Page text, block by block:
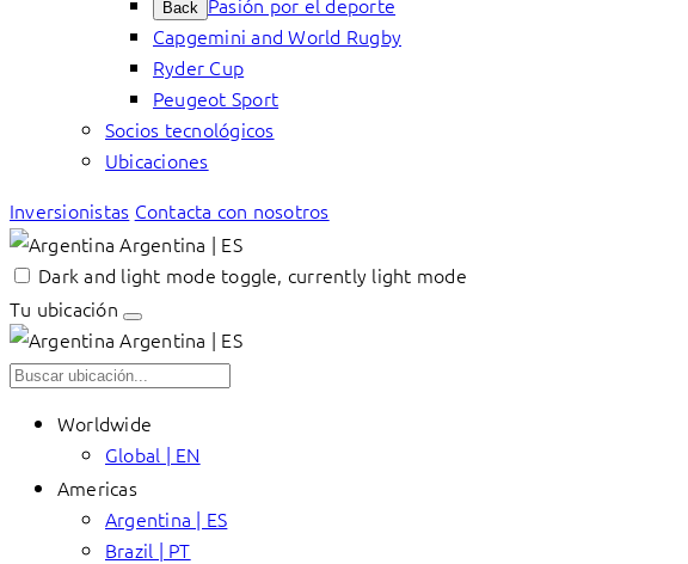
Back
Capgemini and World Rugby
Ryder Cup
Peugeot Sport
Socios tecnológicos
Ubicaciones
Inversionistas Contacta con nosotros
Argentina | ES
Dark and light mode toggle, currently light mode
Tu ubicación
Argentina | ES
Worldwide
Global | EN
Americas
Argentina | ES
Brazil | PT